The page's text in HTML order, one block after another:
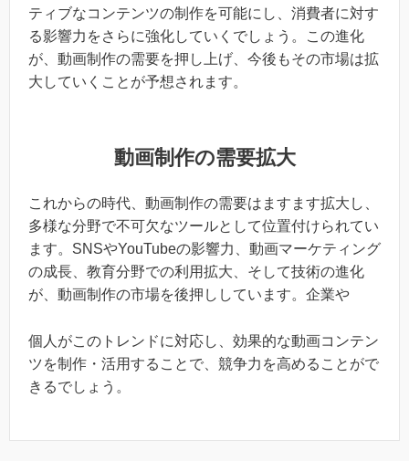
ティブなコンテンツの制作を可能にし、消費者に対す
る影響力をさらに強化していくでしょう。この進化
が、動画制作の需要を押し上げ、今後もその市場は拡
大していくことが予想されます。
動画制作の需要拡大
これからの時代、動画制作の需要はますます拡大し、
多様な分野で不可欠なツールとして位置付けられてい
ます。SNSやYouTubeの影響力、動画マーケティング
の成長、教育分野での利用拡大、そして技術の進化
が、動画制作の市場を後押ししています。企業や
個人がこのトレンドに対応し、効果的な動画コンテン
ツを制作・活用することで、競争力を高めることがで
きるでしょう。